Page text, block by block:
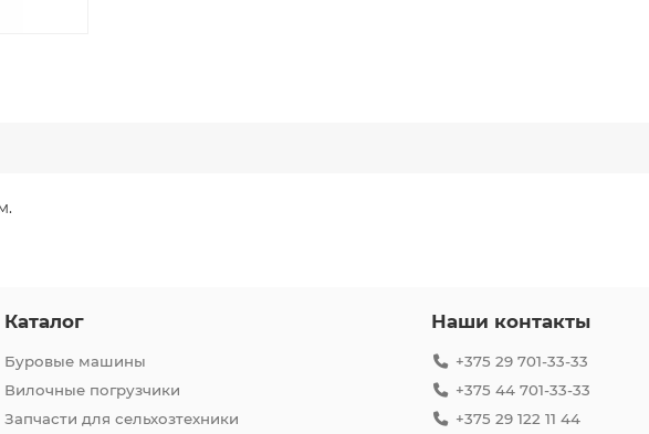
Каталог
Буровые машины
Вилочные погрузчики
Запчасти для сельхозтехники
Наши контакты
+375 29 701-33-33
+375 44 701-33-33
+375 29 122 11 44